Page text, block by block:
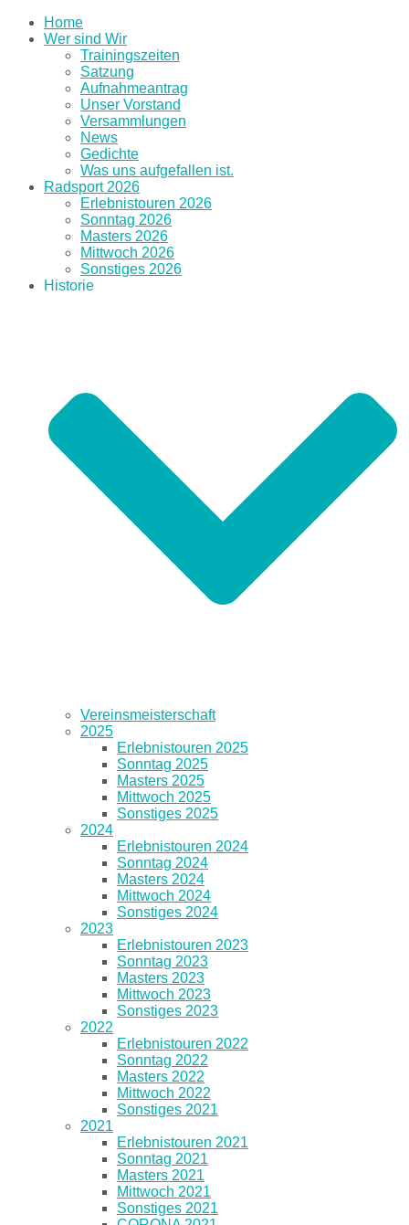
Home
Wer sind Wir
Trainingszeiten
Satzung
Aufnahmeantrag
Unser Vorstand
Versammlungen
News
Gedichte
Was uns aufgefallen ist.
Radsport 2026
Erlebnistouren 2026
Sonntag 2026
Masters 2026
Mittwoch 2026
Sonstiges 2026
Historie
Vereinsmeisterschaft
2025
Erlebnistouren 2025
Sonntag 2025
Masters 2025
Mittwoch 2025
Sonstiges 2025
2024
Erlebnistouren 2024
Sonntag 2024
Masters 2024
Mittwoch 2024
Sonstiges 2024
2023
Erlebnistouren 2023
Sonntag 2023
Masters 2023
Mittwoch 2023
Sonstiges 2023
2022
Erlebnistouren 2022
Sonntag 2022
Masters 2022
Mittwoch 2022
Sonstiges 2021
2021
Erlebnistouren 2021
Sonntag 2021
Masters 2021
Mittwoch 2021
Sonstiges 2021